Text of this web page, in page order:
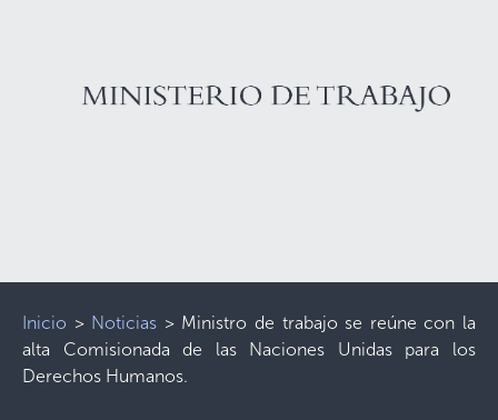
Inicio > Noticias > Ministro de trabajo se reúne con la
alta Comisionada de las Naciones Unidas para los
Derechos Humanos.